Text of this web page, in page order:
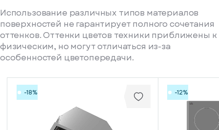
Использование различных типов материалов
поверхностей не гарантирует полного сочетания
оттенков. Оттенки цветов техники приближены к
физическим, но могут отличаться из-за
особенностей цветопередачи.
-18% -12%